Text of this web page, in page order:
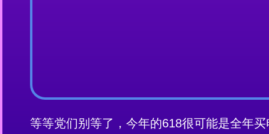
等等党们别等了，今年的618很可能是全年